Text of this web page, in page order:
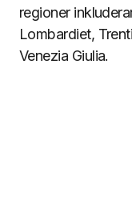
regioner
Lombardiet,
Venezia Giulia.